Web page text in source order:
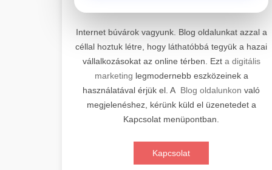
+
Professzionális elektromos roller
javítási és karbantartási szolgáltatások.
Szakértő technikusaink minőségi
szervízt nyújtanak minden jelentős
márkához és modellhez.
Szervizközpont Látogatása
📊 2. Online Marketing
Ügynökség
+
Átfogó online marketing
szolgáltatások, beleértve a SEO-t,
közösségi média kezelést és digitális
hirdetéseket. Növekedés elérése
Elektromos Roller
Internet búvárok vagyunk. Blog oldalunkat azzal a
céllal hoztuk létre, hogy láthatóbbá tegyük a hazai
vállalkozásokat az online térben. Ezt a digitális
marketing legmodernebb eszközeinek a
használatával érjük el. A Blog oldalunkon való
megjelenéshez, kérünk küld el üzenetedet a
Kapcsolat menüpontban.
Kapcsolat